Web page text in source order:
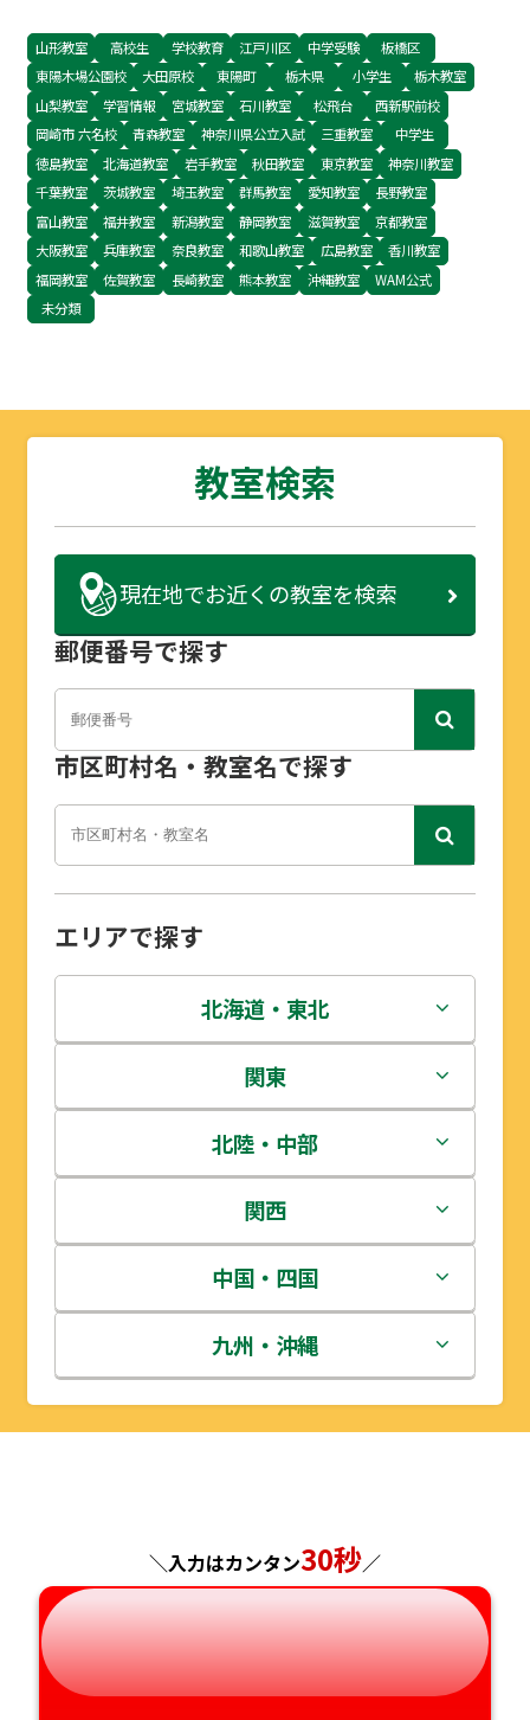
山形教室 高校生 学校教育 江戸川区 中学受験
板橋区
東陽木場公園校
大田原校 東陽町 栃木県 小学生
栃木教室
山梨教室
学習情報 宮城教室 石川教室 松飛台
西新駅前校
岡崎市 六名校
青森教室 神奈川県公立入試 三重教室
中学生
徳島教室
北海道教室 岩手教室 秋田教室 東京教室
神奈川教室
千葉教室
茨城教室 埼玉教室 群馬教室 愛知教室
長野教室
富山教室
福井教室 新潟教室 静岡教室 滋賀教室
京都教室
大阪教室
兵庫教室 奈良教室 和歌山教室 広島教室
香川教室
福岡教室
佐賀教室 長崎教室 熊本教室 沖縄教室
WAM公式
未分類
教室検索
現在地でお近くの教室を検索
郵便番号で探す
市区町村名・教室名で探す
エリアで探す
北海道・東北
北海道
青森県
岩手県
宮城県
秋田県
山形県
関東
茨城県
栃木県
群馬県
埼玉県
千葉県
北陸・中部
新潟県
富山県
石川県
福井県
静岡県
関西
三重県
滋賀県
京都府
和歌山県
中国・四国
鳥取県
島根県
徳島県
九州・沖縄
福岡県
熊本県
大分県
＼入力はカンタン30秒／